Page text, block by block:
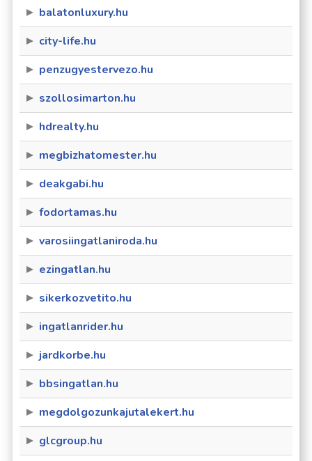
balatonluxury.hu
city-life.hu
penzugyestervezo.hu
szollosimarton.hu
hdrealty.hu
megbizhatomester.hu
deakgabi.hu
fodortamas.hu
varosiingatlaniroda.hu
ezingatlan.hu
sikerkozvetito.hu
ingatlanrider.hu
jardkorbe.hu
bbsingatlan.hu
megdolgozunkajutalekert.hu
glcgroup.hu